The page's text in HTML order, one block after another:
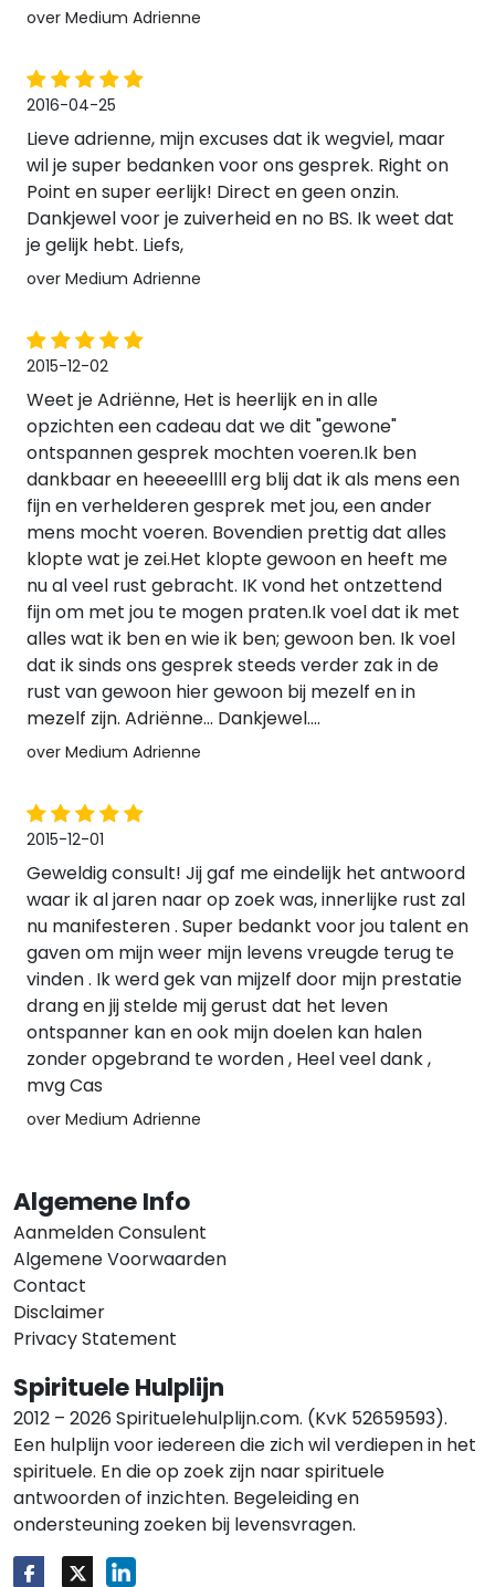
over Medium Adrienne
2016-04-25
Lieve adrienne, mijn excuses dat ik wegviel, maar
wil je super bedanken voor ons gesprek. Right on
Point en super eerlijk! Direct en geen onzin.
Dankjewel voor je zuiverheid en no BS. Ik weet dat
je gelijk hebt. Liefs,
over Medium Adrienne
2015-12-02
Weet je Adriënne, Het is heerlijk en in alle
opzichten een cadeau dat we dit "gewone"
ontspannen gesprek mochten voeren.Ik ben
dankbaar en heeeeellll erg blij dat ik als mens een
fijn en verhelderen gesprek met jou, een ander
mens mocht voeren. Bovendien prettig dat alles
klopte wat je zei.Het klopte gewoon en heeft me
nu al veel rust gebracht. IK vond het ontzettend
fijn om met jou te mogen praten.Ik voel dat ik met
alles wat ik ben en wie ik ben; gewoon ben. Ik voel
dat ik sinds ons gesprek steeds verder zak in de
rust van gewoon hier gewoon bij mezelf en in
mezelf zijn. Adriënne... Dankjewel....
over Medium Adrienne
2015-12-01
Geweldig consult! Jij gaf me eindelijk het antwoord
waar ik al jaren naar op zoek was, innerlijke rust zal
nu manifesteren . Super bedankt voor jou talent en
gaven om mijn weer mijn levens vreugde terug te
vinden . Ik werd gek van mijzelf door mijn prestatie
drang en jij stelde mij gerust dat het leven
ontspanner kan en ook mijn doelen kan halen
zonder opgebrand te worden , Heel veel dank ,
mvg Cas
over Medium Adrienne
Algemene Info
Aanmelden Consulent
Algemene Voorwaarden
Contact
Disclaimer
Privacy Statement
Spirituele Hulplijn
2012 – 2026 Spirituelehulplijn.com. (KvK 52659593).
Een hulplijn voor iedereen die zich wil verdiepen in het
spirituele. En die op zoek zijn naar spirituele
antwoorden of inzichten. Begeleiding en
ondersteuning zoeken bij levensvragen.